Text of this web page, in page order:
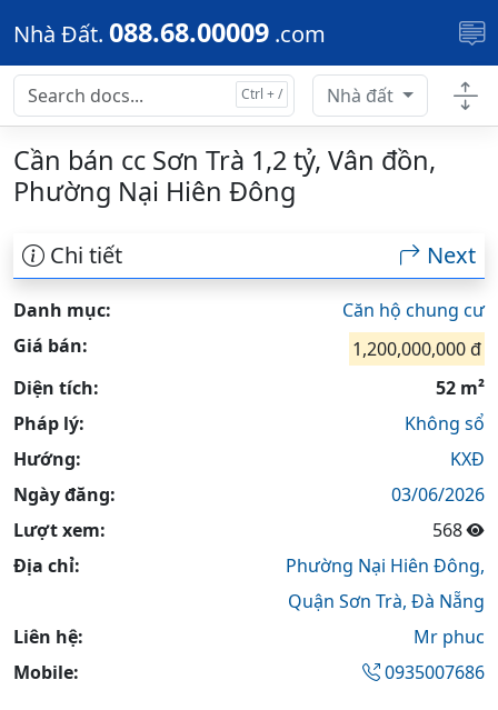
Skip to main content
Nhà Đất. 088.68.00009 .com
Nhà đất
Cần bán cc Sơn Trà 1,2 tỷ, Vân đồn,
Phường Nại Hiên Đông
Chi tiết Next
Danh mục:
Căn hộ chung cư
Giá bán:
1,200,000,000 đ
Diện tích:
52 m²
Pháp lý:
Không sổ
Hướng:
KXĐ
Ngày đăng:
03/06/2026
Lượt xem:
568
Địa chỉ:
Phường Nại Hiên Đông,
Quận Sơn Trà, Đà Nẵng
Liên hệ:
Mr phuc
Mobile:
0935007686